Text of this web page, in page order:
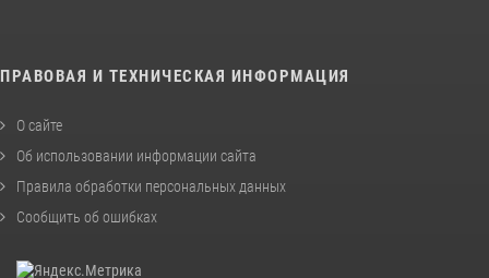
ПРАВОВАЯ И ТЕХНИЧЕСКАЯ ИНФОРМАЦИЯ
О сайте
Об использовании информации сайта
Правила обработки персональных данных
Сообщить об ошибках